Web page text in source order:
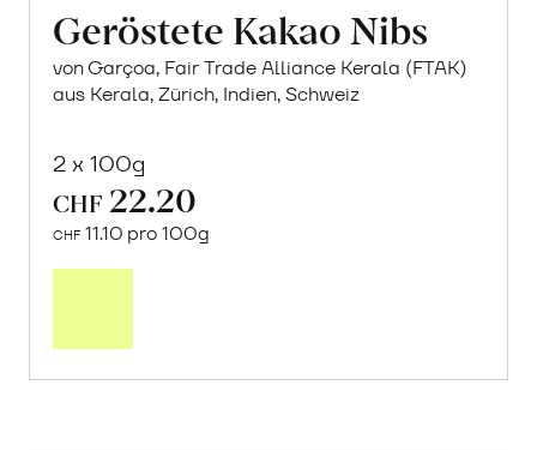
Geröstete Kakao Nibs
von Garçoa, Fair Trade Alliance Kerala (FTAK)
aus Kerala, Zürich, Indien, Schweiz
2 x 100g
CHF 22.20
CHF 11.10 pro 100g